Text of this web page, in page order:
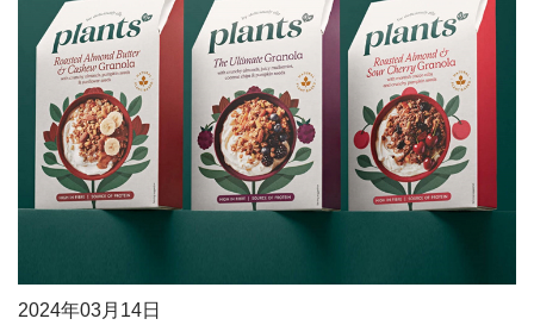
2024年03月14日